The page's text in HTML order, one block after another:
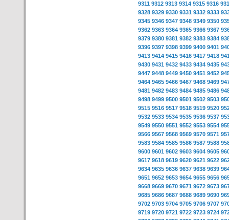
9311 9312 9313 9314 9315 9316
9328 9329 9330 9331 9332 9333
9345 9346 9347 9348 9349 9350
9362 9363 9364 9365 9366 9367
9379 9380 9381 9382 9383 9384
9396 9397 9398 9399 9400 9401
9413 9414 9415 9416 9417 9418
9430 9431 9432 9433 9434 9435
9447 9448 9449 9450 9451 9452
9464 9465 9466 9467 9468 9469
9481 9482 9483 9484 9485 9486
9498 9499 9500 9501 9502 9503
9515 9516 9517 9518 9519 9520
9532 9533 9534 9535 9536 9537
9549 9550 9551 9552 9553 9554
9566 9567 9568 9569 9570 9571
9583 9584 9585 9586 9587 9588
9600 9601 9602 9603 9604 9605
9617 9618 9619 9620 9621 9622
9634 9635 9636 9637 9638 9639
9651 9652 9653 9654 9655 9656
9668 9669 9670 9671 9672 9673
9685 9686 9687 9688 9689 9690
9702 9703 9704 9705 9706 9707
9719 9720 9721 9722 9723 9724